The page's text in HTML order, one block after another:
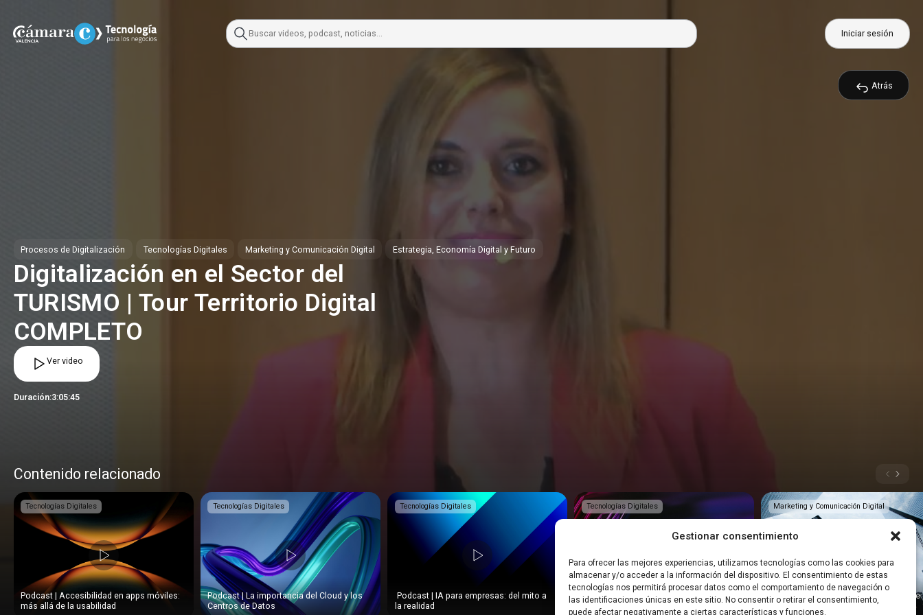
Gestionar consentimiento
Para ofrecer las mejores experiencias, utilizamos tecnologías como las cookies para
almacenar y/o acceder a la información del dispositivo. El consentimiento de estas
tecnologías nos permitirá procesar datos como el comportamiento de navegación o
las identificaciones únicas en este sitio. No consentir o retirar el consentimiento,
puede afectar negativamente a ciertas características y funciones.
content
Iniciar sesión
Atrás
Procesos de Digitalización Tecnologías Digitales Marketing y Comunicación Digital Estrategia, Economía Digital y Futuro
Digitalización en el Sector del
TURISMO | Tour Territorio Digital
COMPLETO
Ver video
Duración:3:05:45
Contenido relacionado
Tecnologías Digitales
Podcast | Accesibilidad en apps móviles:
más allá de la usabilidad
Tecnologías Digitales
Podcast | La importancia del Cloud y los
Centros de Datos
Tecnologías Digitales
️ Podcast | IA para empresas: del mito a
la realidad
Tecnologías Digitales
️ Podcast: ¿Cómo aplicar la IA en las
Pymes?
Marketing y Comunicación Digital
Convierte LinkedIn en tu mejor canal de
ventas y networking